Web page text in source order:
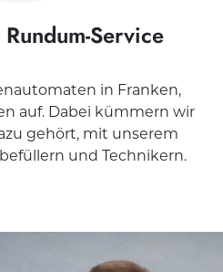
Service
in Franken,
auf. Dabei kümmern wir
gehört, mit unserem
und Technikern.